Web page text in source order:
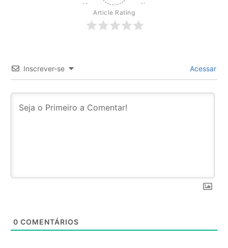
Article Rating
Inscrever-se Acessar
0 COMENTÁRIOS